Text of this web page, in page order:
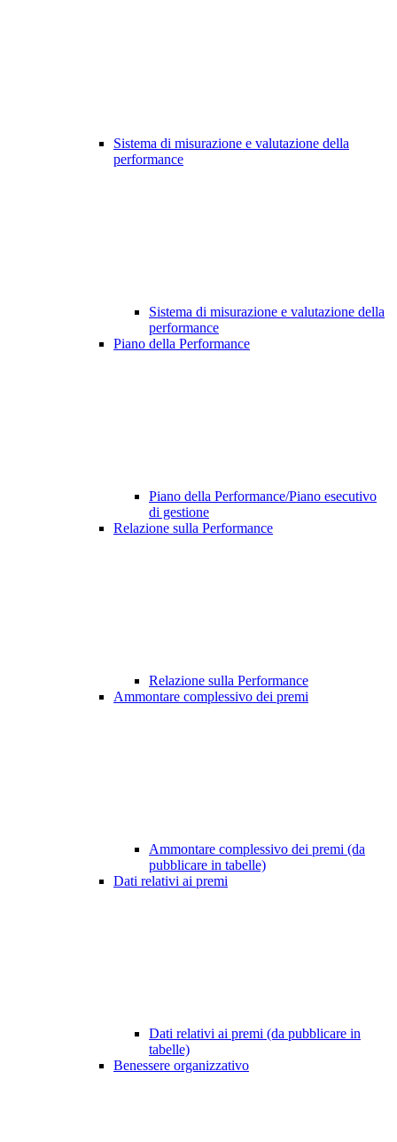
Sistema di misurazione e valutazione della
performance
Sistema di misurazione e valutazione della
performance
Piano della Performance
Piano della Performance/Piano esecutivo
di gestione
Relazione sulla Performance
Relazione sulla Performance
Ammontare complessivo dei premi
Ammontare complessivo dei premi (da
pubblicare in tabelle)
Dati relativi ai premi
Dati relativi ai premi (da pubblicare in
tabelle)
Benessere organizzativo